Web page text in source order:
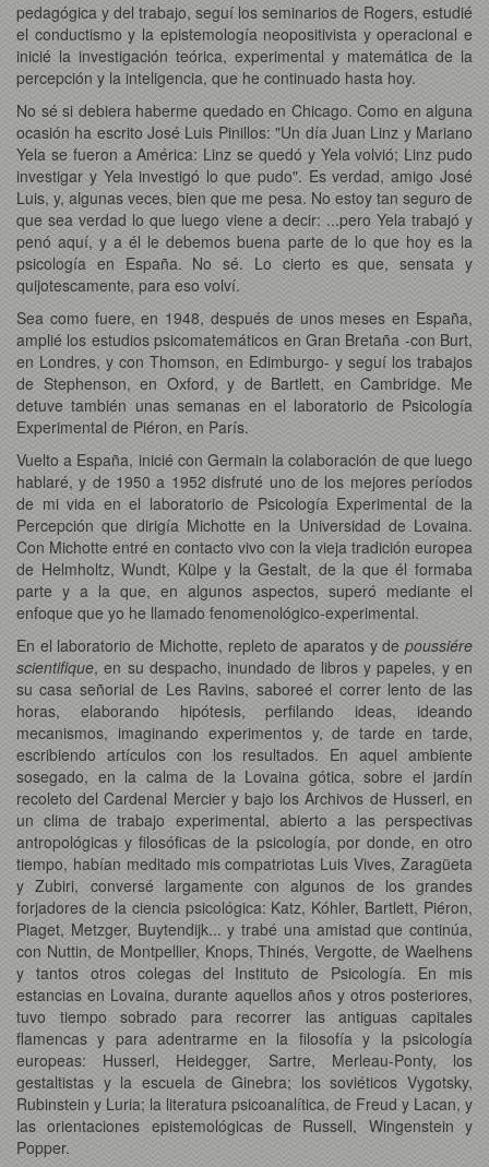
pedagógica y del trabajo, seguí los seminarios de Rogers, estudié
el conductismo y la epistemología neopositivista y operacional e
inicié la investigación teórica, experimental y matemática de la
percepción y la inteligencia, que he continuado hasta hoy.
No sé si debiera haberme quedado en Chicago. Como en alguna
ocasión ha escrito José Luis Pinillos: "Un día Juan Linz y Mariano
Yela se fueron a América: Linz se quedó y Yela volvió; Linz pudo
investigar y Yela investigó lo que pudo". Es verdad, amigo José
Luis, y, algunas veces, bien que me pesa. No estoy tan seguro de
que sea verdad lo que luego viene a decir: ...pero Yela trabajó y
penó aquí, y a él le debemos buena parte de lo que hoy es la
psicología en España. No sé. Lo cierto es que, sensata y
quijotescamente, para eso volví.
Sea como fuere, en 1948, después de unos meses en España,
amplié los estudios psicomatemáticos en Gran Bretaña -con Burt,
en Londres, y con Thomson, en Edimburgo- y seguí los trabajos
de Stephenson, en Oxford, y de Bartlett, en Cambridge. Me
detuve también unas semanas en el laboratorio de Psicología
Experimental de Piéron, en París.
Vuelto a España, inicié con Germain la colaboración de que luego
hablaré, y de 1950 a 1952 disfruté uno de los mejores períodos
de mi vida en el laboratorio de Psicología Experimental de la
Percepción que dirigía Michotte en la Universidad de Lovaina.
Con Michotte entré en contacto vivo con la vieja tradición europea
de Helmholtz, Wundt, Külpe y la Gestalt, de la que él formaba
parte y a la que, en algunos aspectos, superó mediante el
enfoque que yo he llamado fenomenológico-experimental.
En el laboratorio de Michotte, repleto de aparatos y de poussiére
scientifique, en su despacho, inundado de libros y papeles, y en
su casa señorial de Les Ravins, saboreé el correr lento de las
horas, elaborando hipótesis, perfilando ideas, ideando
mecanismos, imaginando experimentos y, de tarde en tarde,
escribiendo artículos con los resultados. En aquel ambiente
sosegado, en la calma de la Lovaina gótica, sobre el jardín
recoleto del Cardenal Mercier y bajo los Archivos de Husserl, en
un clima de trabajo experimental, abierto a las perspectivas
antropológicas y filosóficas de la psicología, por donde, en otro
tiempo, habían meditado mis compatriotas Luis Vives, Zaragüeta
y Zubiri, conversé largamente con algunos de los grandes
forjadores de la ciencia psicológica: Katz, Kóhler, Bartlett, Piéron,
Piaget, Metzger, Buytendijk... y trabé una amistad que continúa,
con Nuttin, de Montpellier, Knops, Thinés, Vergotte, de Waelhens
y tantos otros colegas del Instituto de Psicología. En mis
estancias en Lovaina, durante aquellos años y otros posteriores,
tuvo tiempo sobrado para recorrer las antiguas capitales
flamencas y para adentrarme en la filosofía y la psicología
europeas: Husserl, Heidegger, Sartre, Merleau-Ponty, los
gestaltistas y la escuela de Ginebra; los soviéticos Vygotsky,
Rubinstein y Luria; la literatura psicoanalítica, de Freud y Lacan, y
las orientaciones epistemológicas de Russell, Wingenstein y
Popper.